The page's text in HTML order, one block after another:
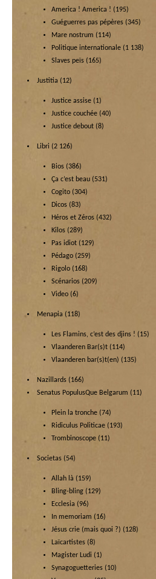
America ! America ! (195)
Guéguerres pas pépères (345)
Mare nostrum (114)
Politique internationale (1 138)
Slaves peïs (165)
Justitia (12)
Justice assise (1)
Justice couchée (40)
Justice debout (8)
Libri (2 126)
Bios (386)
Ça c’est beau (531)
Cogito (304)
Dicos (83)
Héros et Zéros (432)
Kilos (289)
Pas idiot (129)
Pédago (259)
Rigolo (168)
Scénarios (209)
Video (6)
Menapia (118)
Les Flamins, c’est des djins ! (15)
Vlaanderen Bar(s)t (114)
Vlaanderen bar(s)t(en) (135)
Nazillards (166)
Senatus PopulusQue Belgarum (11)
Plein la tronche (74)
Ridiculus Politicae (193)
Trombinoscope (11)
Societas (54)
Allah là (159)
Bling-bling (129)
Ecclesia (96)
In memoriam (16)
Jésus crie (mais quoi ?) (128)
Laïcartistes (8)
Magister Ludi (1)
Synagoguetteries (10)